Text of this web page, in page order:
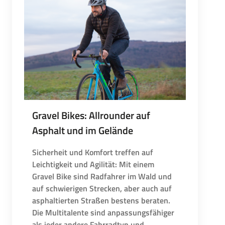
Gravel Bikes: Allrounder auf
Asphalt und im Gelände
Sicherheit und Komfort treffen auf
Leichtigkeit und Agilität: Mit einem
Gravel Bike sind Radfahrer im Wald und
auf schwierigen Strecken, aber auch auf
asphaltierten Straßen bestens beraten.
Die Multitalente sind anpassungsfähiger